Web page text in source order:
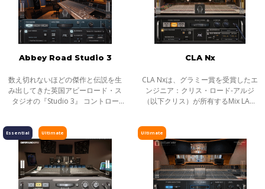
イコライザー
ダイナミクス
ボーカル
マスタリング
サチュレーション／ディストーション
モジュレーション
ピッチ／タイムシフト
ディレイ／リバーブ
エフェクト
インストゥルメント
Abbey Road Studio 3
数え切れないほどの傑作と伝説を生
み出してきた英国アビーロード・ス
タジオの『Studio 3』 コントロー
ものをヘッドフォンに再現するプラ
グインです
CLA Nx
CLA Nxは、グラミー賞を受賞したエ
ンジニア：クリス・ロード-アルジ
（以下クリス）が所有するMix LAス
スのコンソールとクラシックなハー
ドウ
Ultimate
Essential Ultimate